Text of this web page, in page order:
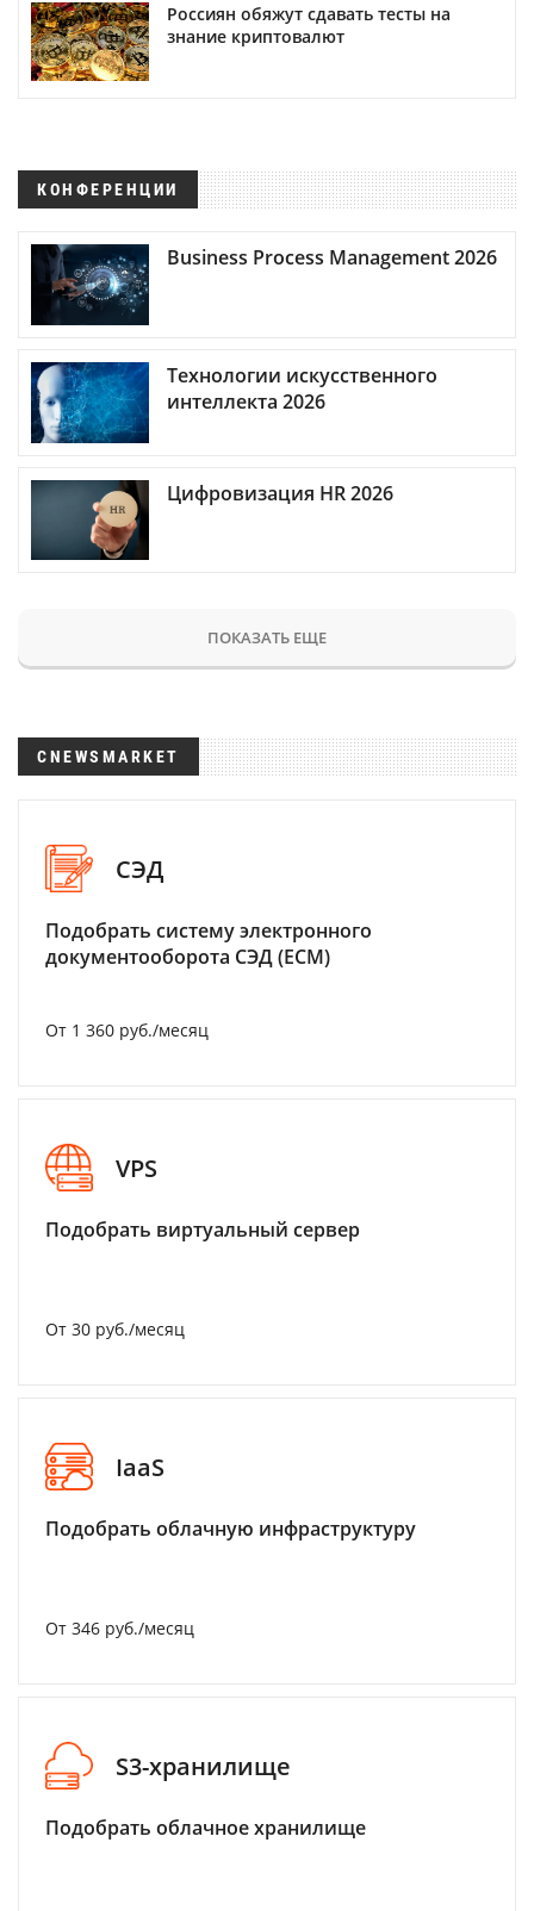
Россиян обяжут сдавать тесты на
знание криптовалют
КОНФЕРЕНЦИИ
Business Process Management 2026
Технологии искусственного
интеллекта 2026
Цифровизация HR 2026
ПОКАЗАТЬ ЕЩЕ
CNEWSMARKET
СЭД
Подобрать систему электронного
документооборота СЭД (ECM)
От 1 360 руб./месяц
VPS
Подобрать виртуальный сервер
От 30 руб./месяц
IaaS
Подобрать облачную инфраструктуру
От 346 руб./месяц
S3-хранилище
Подобрать облачное хранилище